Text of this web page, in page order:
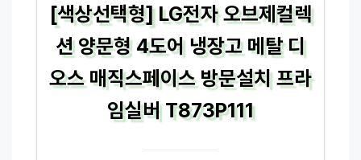
[색상선택형] LG전자 오브제컬렉
션 양문형 4도어 냉장고 메탈 디
오스 매직스페이스 방문설치 프라
임실버 T873P111